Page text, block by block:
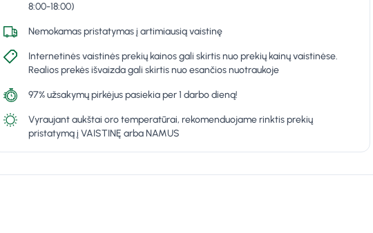
8:00-18:00)
Nemokamas pristatymas į artimiausią vaistinę
Internetinės vaistinės prekių kainos gali skirtis nuo prekių kainų vaistinėse.
Realios prekės išvaizda gali skirtis nuo esančios nuotraukoje
97% užsakymų pirkėjus pasiekia per 1 darbo dieną!
Vyraujant aukštai oro temperatūrai, rekomenduojame rinktis prekių
pristatymą į VAISTINĘ arba NAMUS